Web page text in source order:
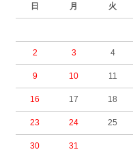
日 月 火
2 3 4
9 10 11
16 17 18
23 24 25
30 31